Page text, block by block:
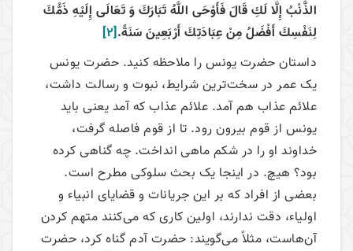
الذَّنْبُ إِلَّا لَكِ قَالَ فَأَوْحَى اللَّهُ تَبَارَكَ وَ تَعَالَى إِلَيْهِ ذَمُّكَ
لِنَفْسِكَ أَفْضَلُ مِنْ عِبَادَتِكَ أَرْبَعِينَ سَنَةً.[2]
داستان حضرت یونس را ملاحظه کنید. حضرت یونس
یک عمر در سخت‌ترین شرایط، نبوت و رسالت داشت،
علائم عذاب هم آمد. علائم عذاب که آمد یعنی باید
یونس از قوم بیرون رود. تا از قوم فاصله گرفت،
خداوند او را در شکم ماهی انداخت. چه گناهی کرده
بود؟ هیچ. در اینجا یک بحث سلوکی مطرح است.
بعضی از افراد که بر این جریانات و قضایای انبیاء و
اولیاء، دقت ندارند، اولین کاری که می‌کنند متهم کردن
آن‌هاست، مثلاً می‌گویند: حضرت آدم گناه کرد، حضرت